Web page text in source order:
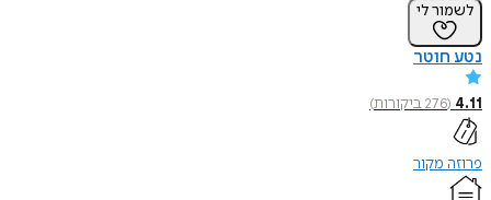
לשמור לי
נטע חוטר
4.11
(
276ביקורות)
פרוזה מקור